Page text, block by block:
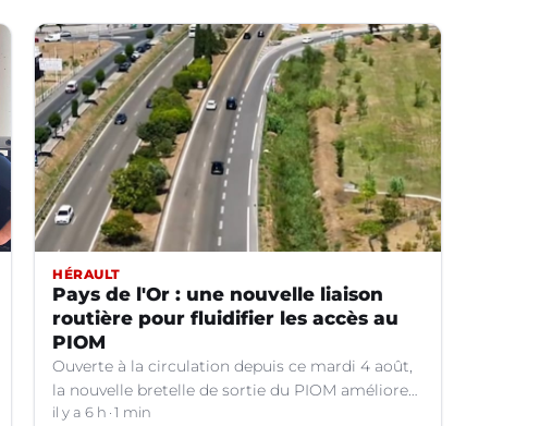
HÉRAULT
Pays de l'Or : une nouvelle liaison
routière pour fluidifier les accès au
PIOM
Ouverte à la circulation depuis ce mardi 4 août,
la nouvelle bretelle de sortie du PIOM améliore
les accès à la zone d'activités et facilite les
il y a 6 h 1 min